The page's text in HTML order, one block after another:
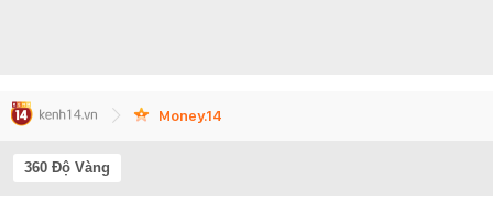
Money.14
360 Độ Vàng